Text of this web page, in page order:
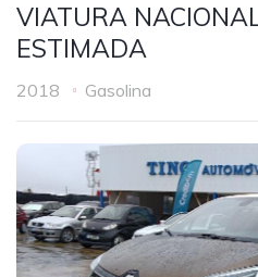
VIATURA
ESTIMADA
2018 Gasolina